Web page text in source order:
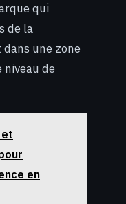
qui
de la
une zone
niveau de
et
en